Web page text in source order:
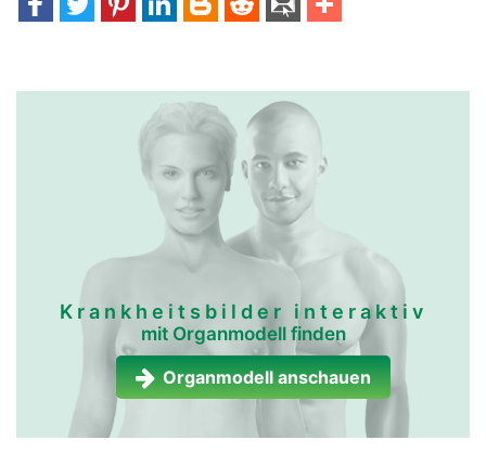
Krankheitsbilder interaktiv
mit Organmodell finden
Organmodell anschauen